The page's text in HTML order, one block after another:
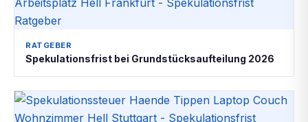
RATGEBER
Spekulationsfrist bei Grundstücksaufteilung 2026